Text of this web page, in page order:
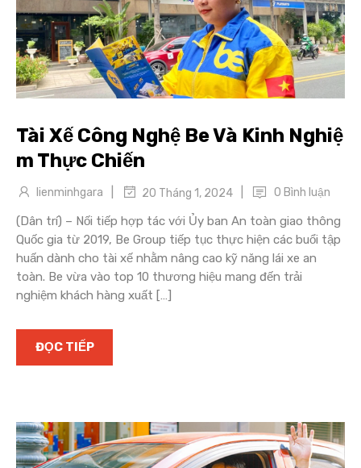
Tài Xế Công Nghệ Be Và Kinh Nghiệ
m Thực Chiến
lienminhgara 20 Tháng 1, 2024 0 Bình luận
(Dân trí) – Nối tiếp hợp tác với Ủy ban An toàn giao thông
Quốc gia từ 2019, Be Group tiếp tục thực hiện các buổi tập
huấn dành cho tài xế nhằm nâng cao kỹ năng lái xe an
toàn. Be vừa vào top 10 thương hiệu mang đến trải
nghiệm khách hàng xuất […]
ĐỌC TIẾP